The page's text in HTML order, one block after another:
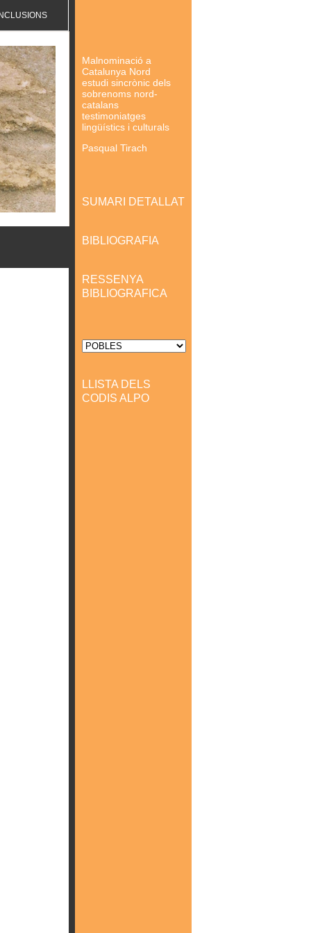
Malnominació a
Catalunya Nord
estudi sincrònic dels
sobrenoms nord-
catalans
testimoniatges
lingüístics i culturals
Pasqual Tirach
SUMARI DETALLAT
BIBLIOGRAFIA
RESSENYA
BIBLIOGRAFICA
LLISTA DELS
CODIS ALPO